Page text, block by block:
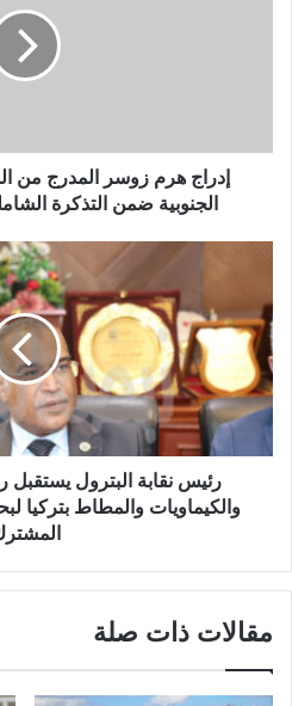
إدراج هرم زوسر المدرج من
الجنوبية ضمن التذكرة
رئيس نقابة البترول يستقبل
والكيماويات والمطاط بتركيا
مقالات ذات صلة